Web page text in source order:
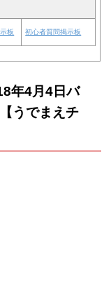
板 初心者質問掲示板
年4月4日バ
うでまえチ